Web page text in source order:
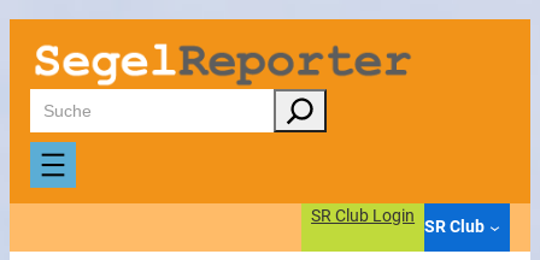
Zum
Inhalt
springen
Suchen
SR Club Login
SR Club